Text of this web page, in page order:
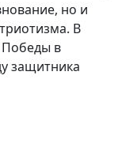
но и
В
Победы в
защитника